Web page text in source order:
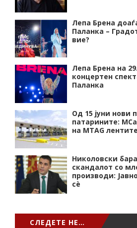
Лепа Брена
Паланка –
вие?
Лепа Брена на
концертен
Паланка
Од 15 јуни нови
патарините:
на MTAG лентите
Николовски
скандалот со
производи:
сѐ
СЛЕДЕТЕ НЕ…